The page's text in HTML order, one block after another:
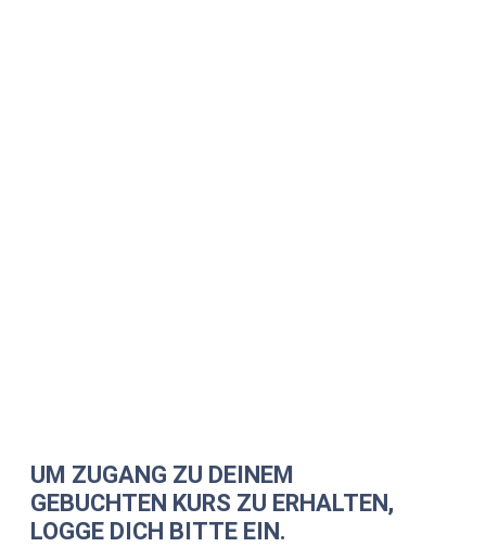
UM ZUGANG ZU DEINEM
GEBUCHTEN KURS ZU ERHALTEN,
LOGGE DICH BITTE EIN.